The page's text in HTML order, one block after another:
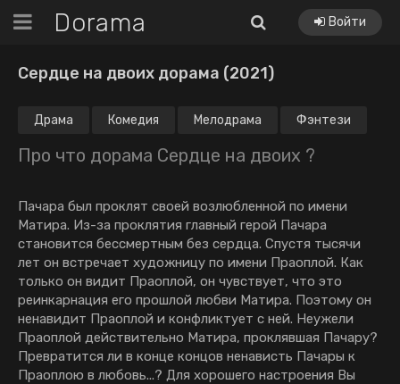
Dorama Войти
Сердце на двоих дорама (2021)
Драма Комедия Мелодрама Фэнтези
Про что дорама Сердце на двоих ?
Пачара был проклят своей возлюбленной по имени
Матира. Из-за проклятия главный герой Пачара
становится бессмертным без сердца. Спустя тысячи
лет он встречает художницу по имени Праоплой. Как
только он видит Праоплой, он чувствует, что это
реинкарнация его прошлой любви Матира. Поэтому он
ненавидит Праоплой и конфликтует с ней. Неужели
Праоплой действительно Матира, проклявшая Пачару?
Превратится ли в конце концов ненависть Пачары к
Праоплою в любовь...? Для хорошего настроения Вы